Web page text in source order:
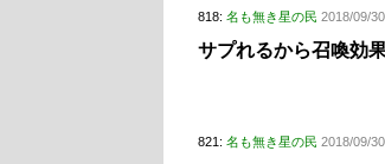
818: 名も無き星の民 2018/09/
サプれるから召喚効
821: 名も無き星の民 2018/09/